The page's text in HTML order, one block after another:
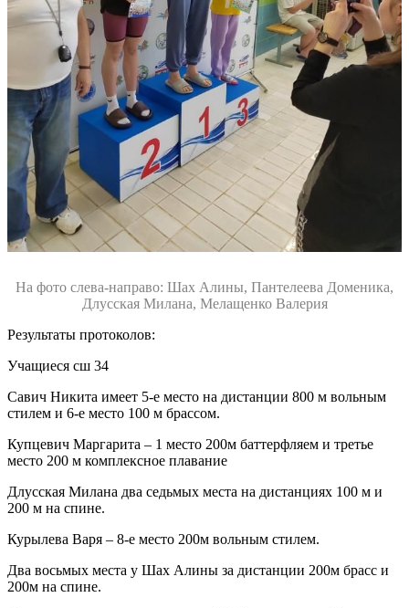
На фото слева-направо: Шах Алины, Пантелеева Доменика,
Длусская Милана, Мелащенко Валерия
Результаты протоколов:
Учащиеся сш 34
Савич Никита имеет 5-е место на дистанции 800 м вольным
стилем и 6-е место 100 м брассом.
Купцевич Маргарита – 1 место 200м баттерфляем и третье
место 200 м комплексное плавание
Длусская Милана два седьмых места на дистанциях 100 м и
200 м на спине.
Курылева Варя – 8-е место 200м вольным стилем.
Два восьмых места у Шах Алины за дистанции 200м брасс и
200м на спине.